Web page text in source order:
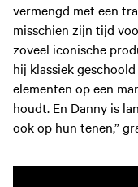
vermengd met een
misschien zijn tijd
zoveel iconische
hij klassiek
elementen op een
houdt. En Danny is
ook op hun tenen,”